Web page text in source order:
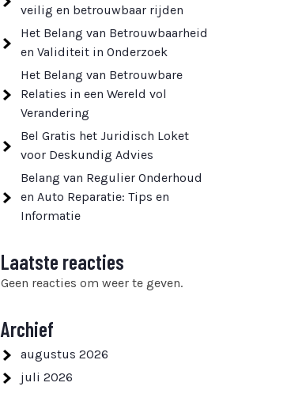
veilig en betrouwbaar rijden
Het Belang van Betrouwbaarheid
en Validiteit in Onderzoek
Het Belang van Betrouwbare
Relaties in een Wereld vol
Verandering
Bel Gratis het Juridisch Loket
voor Deskundig Advies
Belang van Regulier Onderhoud
en Auto Reparatie: Tips en
Informatie
Laatste reacties
Geen reacties om weer te geven.
Archief
augustus 2026
juli 2026